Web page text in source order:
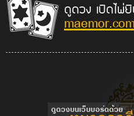
ดูดวง เปิดไพ่